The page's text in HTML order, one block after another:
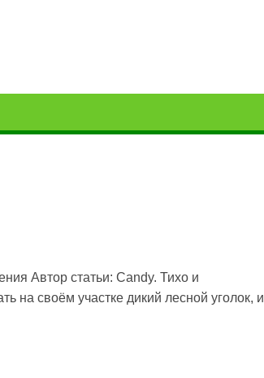
Автор статьи: Candy. Тихо и
на своём участке дикий лесной уголок, и